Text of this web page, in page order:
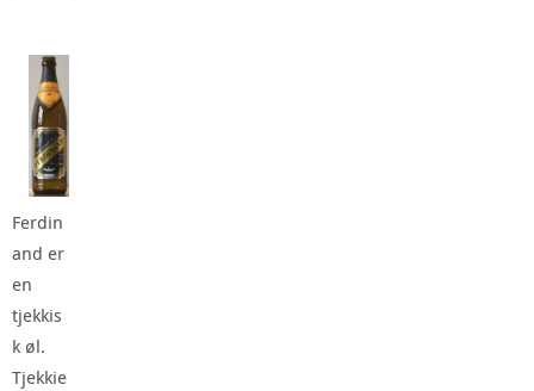
Ferdin
and er
en
tjekkis
k øl.
Tjekkie